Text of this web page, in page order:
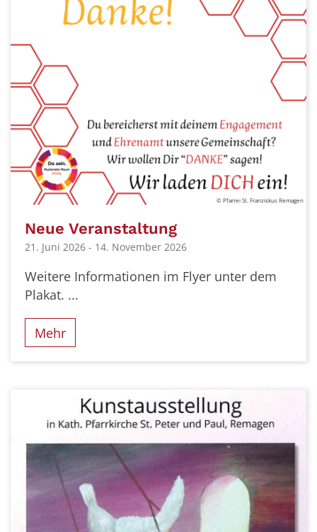
© Pfarrei St. Franziskus Remagen
Neue Veranstaltung
21. Juni 2026 - 14. November 2026
Weitere Informationen im Flyer unter dem
Plakat. ...
Mehr